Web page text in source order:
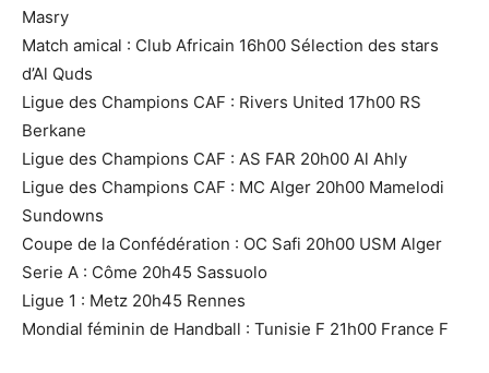
Masry
Match amical : Club Africain 16h00 Sélection des stars
d’Al Quds
Ligue des Champions CAF : Rivers United 17h00 RS
Berkane
Ligue des Champions CAF : AS FAR 20h00 Al Ahly
Ligue des Champions CAF : MC Alger 20h00 Mamelodi
Sundowns
Coupe de la Confédération : OC Safi 20h00 USM Alger
Serie A : Côme 20h45 Sassuolo
Ligue 1 : Metz 20h45 Rennes
Mondial féminin de Handball : Tunisie F 21h00 France F